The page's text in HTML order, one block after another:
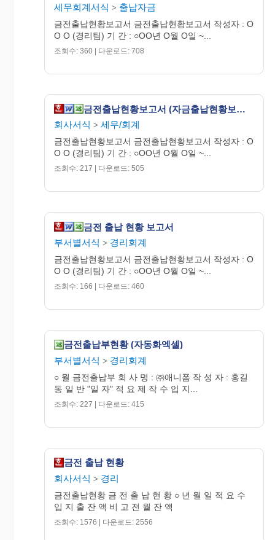
세무회계서식 > 출납자금
금전출납현황보고서 금전출납현황보고서 작성자 : O
O O (경리팀) 기 간 : ○OO년 O월 O일 ~...
조회수: 360 | 다운로드: 708
금전출납현황보고서 (자금출납현황보고서)
회사서식 > 세무/회계
금전출납현황보고서 금전출납현황보고서 작성자 : O
O O (경리팀) 기 간 : ○OO년 O월 O일 ~...
조회수: 217 | 다운로드: 505
금전 출납 현황 보고서
부서별서식 > 경리회계
금전출납현황보고서 금전출납현황보고서 작성자 : O
O O (경리팀) 기 간 : ○OO년 O월 O일 ~...
조회수: 166 | 다운로드: 460
금전출납부현황 (자동화엑셀)
부서별서식 > 경리회계
○ 월 금전출납부 회 사 명 : ㈜애니폼 작 성 자 : 홍길
동 일 반 "일 자" 적 요 제 작 수 입 지...
조회수: 227 | 다운로드: 415
금전 출납 현황
회사서식 > 경리
금전출납현황 금 전 출 납 현 황 ○ 년 월 일 적 요 수
입 지 출 잔 액 비 고 전 월 잔 액
조회수: 1576 | 다운로드: 2556